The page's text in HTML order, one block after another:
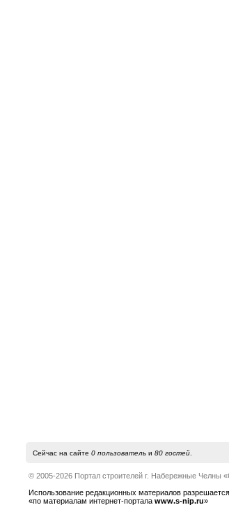
Сейчас на сайте 0 пользовательи 80 гостей.
© 2005-2026 Портал строителей г. Набережные Челны
Использование редакционных материалов
«по материалам интернет-портала www.s-nip.ru»